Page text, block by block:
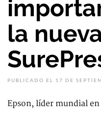
la
PUBLICADO EL 17 DE
Epson, líder mundial